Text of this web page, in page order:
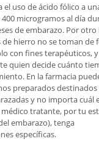
el uso de ácido fólico a
microgramos al día
de embarazo. Por otro
de hierro no se toman de
con fines terapéuticos, y
quien decide cuánto
En la farmacia
preparados destinados
y no importa cuál
tratante, por tu
embarazo), tenga
específicas.